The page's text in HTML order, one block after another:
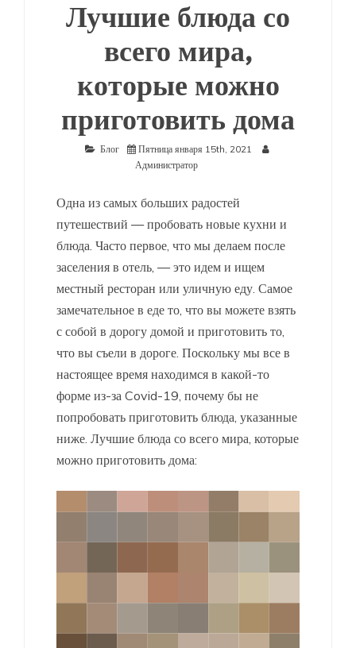
Лучшие блюда со
всего мира,
которые можно
приготовить дома
Блог
Пятница января 15th, 2021
Администратор
Одна из самых больших радостей
путешествий — пробовать новые кухни и
блюда. Часто первое, что мы делаем после
заселения в отель, — это идем и ищем
местный ресторан или уличную еду. Самое
замечательное в еде то, что вы можете взять
с собой в дорогу домой и приготовить то,
что вы съели в дороге. Поскольку мы все в
настоящее время находимся в какой-то
форме из-за Covid-19, почему бы не
попробовать приготовить блюда, указанные
ниже. Лучшие блюда со всего мира, которые
можно приготовить дома: